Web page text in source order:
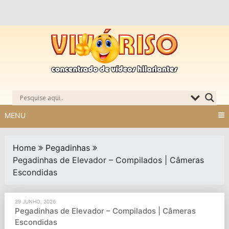
MENU
Home
Pegadinhas
Pegadinhas de Elevador – Compilados | Câmeras
Escondidas
29 JUNHO, 2026
Pegadinhas de Elevador – Compilados | Câmeras
Escondidas